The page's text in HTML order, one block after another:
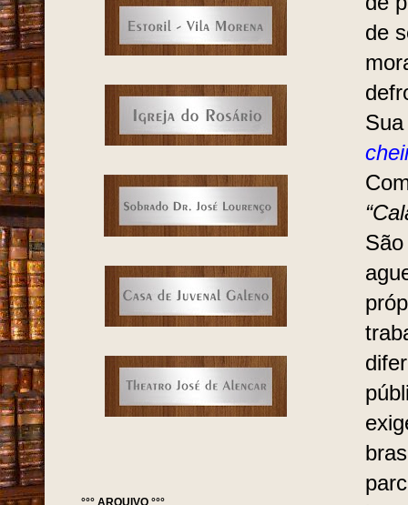
de
°°° ARQUIVO °°°